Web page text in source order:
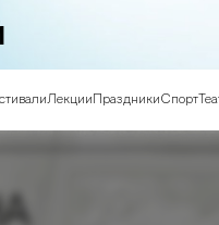
Лекции ПраздникиСпорт